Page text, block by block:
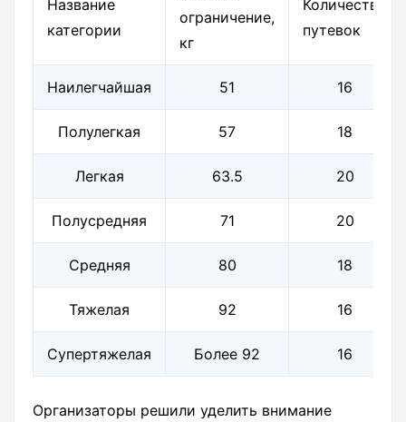
Название
категории
ограничение,
кг
Количество
путевок
Наилегчайшая 51 16
Полулегкая 57 18
Легкая 63.5 20
Полусредняя 71 20
Средняя 80 18
Тяжелая 92 16
Супертяжелая Более 92 16
Организаторы решили уделить внимание